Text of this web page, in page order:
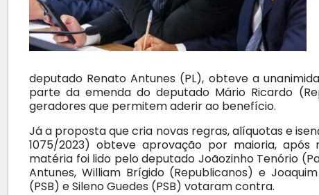
deputado Renato Antunes (PL), obteve a
parte da emenda do deputado Mário Ricardo
geradores que permitem aderir ao benefício.
Já a proposta que cria novas regras, alíquotas e
1075/2023) obteve aprovação por maioria,
matéria foi lido pelo deputado Joãozinho Tenório
Antunes, William Brígido (Republicanos) e
(PSB) e Sileno Guedes (PSB) votaram contra.